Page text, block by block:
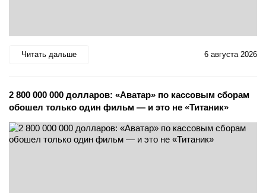
Читать дальше 6 августа 2026
2 800 000 000 долларов: «Аватар» по кассовым сборам
обошел только один фильм — и это не «Титаник»